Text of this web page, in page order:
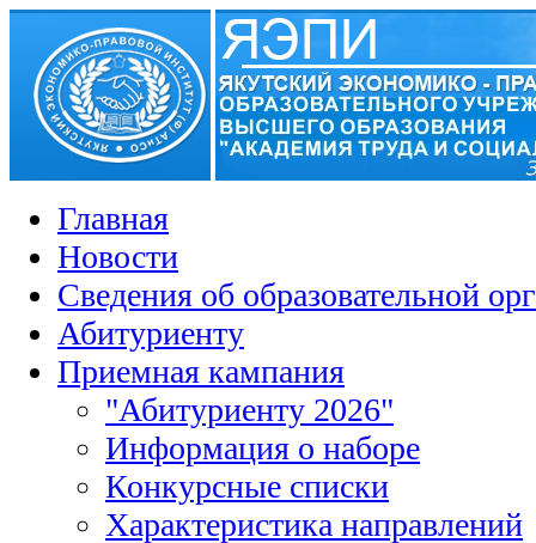
Главная
Новости
Сведения об образовательной
Абитуриенту
Приемная кампания
"Абитуриенту 2026"
Информация о наборе
Конкурсные списки
Характеристика направлений